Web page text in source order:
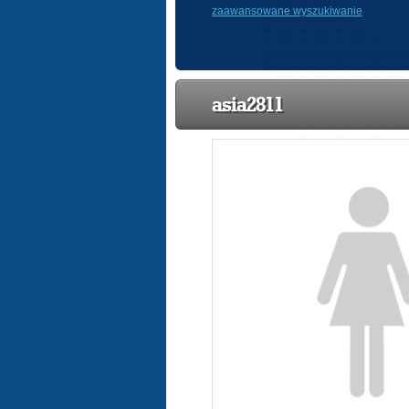
zaawansowane wyszukiwanie
asia2811